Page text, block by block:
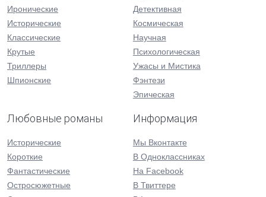
Иронические
Исторические
Классические
Крутые
Триллеры
Шпионские
Детективная
Космическая
Научная
Психологическая
Ужасы и Мистика
Фэнтези
Эпическая
Любовные романы
Исторические
Короткие
Фантастические
Остросюжетные
Информация
Мы Вконтакте
В Одноклассниках
На Facebook
В Твиттере